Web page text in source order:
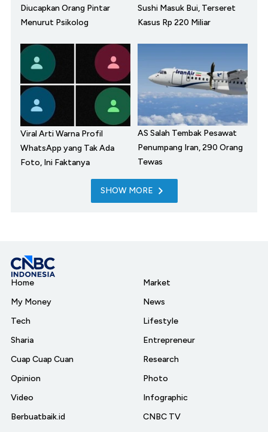
Diucapkan Orang Pintar
Menurut Psikolog
Sushi Masuk Bui, Terseret
Kasus Rp 220 Miliar
Viral Arti Warna Profil
WhatsApp yang Tak Ada
Foto, Ini Faktanya
AS Salah Tembak Pesawat
Penumpang Iran, 290 Orang
Tewas
SHOW MORE
Home
My Money
Tech
Sharia
Cuap Cuap Cuan
Opinion
Video
Berbuatbaik.id
Market
News
Lifestyle
Entrepreneur
Research
Photo
Infographic
CNBC TV